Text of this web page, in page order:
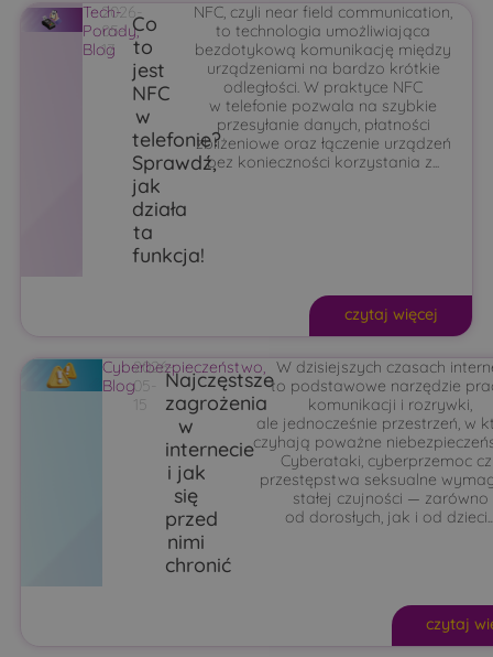
Tech-
Porady,
Blog
2026-
05-
17
Co
to
jest
NFC
w
telefonie?
Sprawdź,
jak
działa
ta
funkcja!
NFC, czyli near field communication,
to technologia umożliwiająca
bezdotykową komunikację między
urządzeniami na bardzo krótkie
odległości. W praktyce NFC
w telefonie pozwala na szybkie
przesyłanie danych, płatności
zbliżeniowe oraz łączenie urządzeń
bez konieczności korzystania z...
czytaj więcej
Cyberbezpieczeństwo,
Blog
2026-
05-
15
Najczęstsze
zagrożenia
w
internecie
i jak
się
przed
nimi
chronić
W dzisiejszych czasach
to podstawowe narzędzie
komunikacji i rozrywki,
ale jednocześnie przestrzeń, w
czyhają poważne
Cyberataki, cyberprzemoc
przestępstwa seksualne
stałej czujności — zarówno
od dorosłych, jak i od
czytaj